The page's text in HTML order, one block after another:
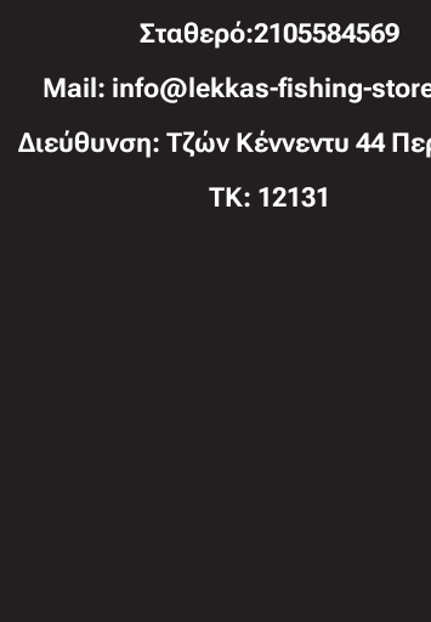
Σταθερό:2105584569
Mail: info@lekkas-fishing-
Διεύθυνση: Τζών Κέννεντυ 44
TK: 12131